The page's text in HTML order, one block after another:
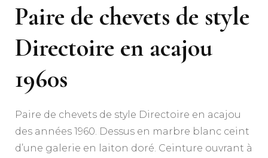
Paire de chevets de style
Directoire en acajou
1960s
Paire de chevets de style Directoire en acajou
des années 1960. Dessus en marbre blanc ceint
d’une galerie en laiton doré. Ceinture ouvrant à